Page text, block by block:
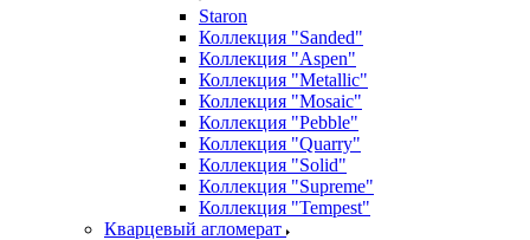
Staron
Коллекция "Sanded"
Коллекция "Aspen"
Коллекция "Metallic"
Коллекция "Mosaic"
Коллекция "Pebble"
Коллекция "Quarry"
Коллекция "Solid"
Коллекция "Supreme"
Коллекция "Tempest"
Кварцевый агломерат